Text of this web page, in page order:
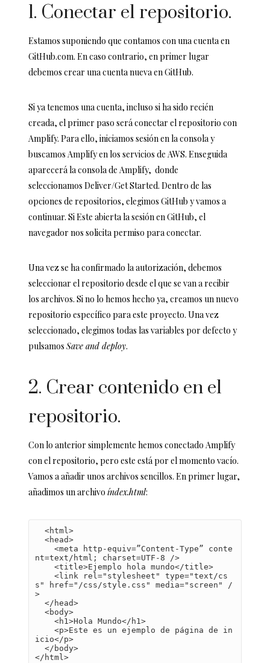
1. Conectar el repositorio.
Estamos suponiendo que contamos con una cuenta en
GitHub.com. En caso contrario, en primer lugar
debemos crear una cuenta nueva en GitHub.
Si ya tenemos una cuenta, incluso si ha sido recién
creada, el primer paso será conectar el repositorio con
Amplify. Para ello, iniciamos sesión en la consola y
buscamos Amplify en los servicios de AWS. Enseguida
aparecerá la consola de Amplify, donde
seleccionamos Deliver/Get Started. Dentro de las
opciones de repositorios, elegimos GitHub y vamos a
continuar. Si Este abierta la sesión en GitHub, el
navegador nos solicita permiso para conectar.
Una vez se ha confirmado la autorización, debemos
seleccionar el repositorio desde el que se van a recibir
los archivos. Si no lo hemos hecho ya, creamos un nuevo
repositorio específico para este proyecto. Una vez
seleccionado, elegimos todas las variables por defecto y
pulsamos Save and deploy.
2. Crear contenido en el
repositorio.
Con lo anterior simplemente hemos conectado Amplify
con el repositorio, pero este está por el momento vacío.
Vamos a añadir unos archivos sencillos. En primer lugar,
añadimos un archivo índex.html:
  <html>
  <head>
    <meta http-equiv=”Content-Type” conte
nt=text/html; charset=UTF-8 />
    <title>Ejemplo hola mundo</title>
    <link rel="stylesheet" type="text/cs
s" href="/css/style.css" media="screen" /
>
  </head>
  <body>
    <h1>Hola Mundo</h1>
    <p>Este es un ejemplo de página de in
icio</p>
  </body>
</html>